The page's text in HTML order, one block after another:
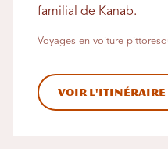
familial de Kanab.
Voyages en voiture
Voir l'itinéraire